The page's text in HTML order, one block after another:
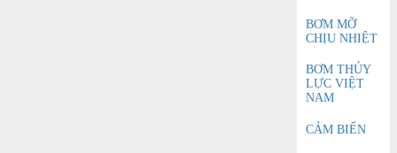
BƠM MỠ
CHỊU NHIỆT
BƠM THỦY
LỰC VIỆT
NAM
CẢM BIẾN